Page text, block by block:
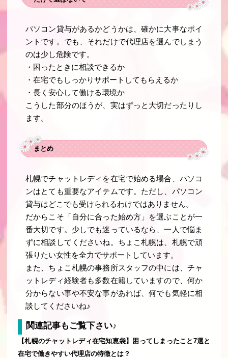
パソコン貸与があるかどうかは、確かに大事なポイ
ントです。でも、それだけで代理店を選んでしまう
のは少し危険です。
・困ったときに相談できるか
・在宅でもしっかりサポートしてもらえるか
・長く安心して働ける環境か
こうした部分のほうが、実はずっと大切だったりし
ます。
まとめ
札幌でチャットレディを在宅で始める場合、パソコ
ンはとても重要なアイテムです。ただし、パソコン
貸与はどこでも受けられるわけではありません。
だからこそ「自分に合った始め方」を選ぶことが一
番大切です。少しでも迷っているなら、一人で悩ま
ずに相談してくださいね。ちょこ札幌は、札幌で頑
張りたい女性を全力でサポートしています。
また、ちょこ札幌の事務所スタッフの中には、チャ
ットレディ経験者も多数在籍していますので、何か
分からない事や不安な事があれば、何でも気軽に相
談してくださいね♪
関連記事もご覧下さい♪
【札幌のチャットレディ在宅知恵袋】困ってしまったこと7選と
在宅で働きやすい代理店の特徴とは？